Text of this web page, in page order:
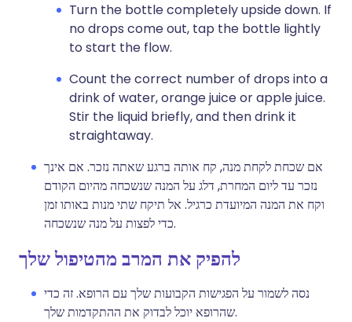
Turn the bottle completely upside down. If
no drops come out, tap the bottle lightly
to start the flow.
Count the correct number of drops into a
drink of water, orange juice or apple juice.
Stir the liquid briefly, and then drink it
straightaway.
אם שכחת לקחת מנה, קח אותה ברגע שאתה נזכר. אם אינך
נזכר עד ליום המחרת, דלג על המנה שנשכחה מהיום הקודם
וקח את המנה המיועדת כרגיל. אל תיקח שתי מנות באותו זמן
כדי לפצות על מנה שנשכחה.
להפיק את המרב מהטיפול שלך
נסה לשמור על הפגישות הקבועות שלך עם הרופא. זה כדי
שהרופא יוכל לבדוק את ההתקדמות שלך.